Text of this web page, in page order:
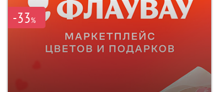
-33%